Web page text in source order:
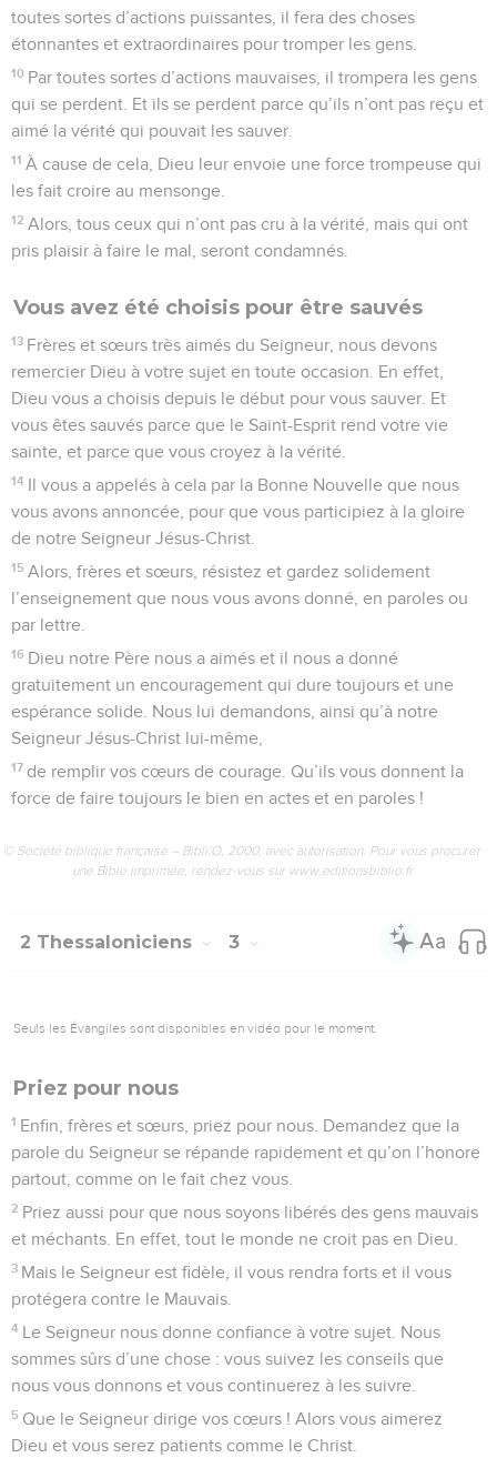
toutes sortes d’actions puissantes, il fera des choses
étonnantes et extraordinaires pour tromper les gens.
10 Par toutes sortes d’actions mauvaises, il trompera les gens
qui se perdent. Et ils se perdent parce qu’ils n’ont pas reçu et
aimé la vérité qui pouvait les sauver.
11 À cause de cela, Dieu leur envoie une force trompeuse qui
les fait croire au mensonge.
12 Alors, tous ceux qui n’ont pas cru à la vérité, mais qui ont
pris plaisir à faire le mal, seront condamnés.
Vous avez été choisis pour être sauvés
13 Frères et sœurs très aimés du Seigneur, nous devons
remercier Dieu à votre sujet en toute occasion. En effet,
Dieu vous a choisis depuis le début pour vous sauver. Et
vous êtes sauvés parce que le Saint-Esprit rend votre vie
sainte, et parce que vous croyez à la vérité.
14 Il vous a appelés à cela par la Bonne Nouvelle que nous
vous avons annoncée, pour que vous participiez à la gloire
de notre Seigneur Jésus-Christ.
15 Alors, frères et sœurs, résistez et gardez solidement
l’enseignement que nous vous avons donné, en paroles ou
par lettre.
16 Dieu notre Père nous a aimés et il nous a donné
gratuitement un encouragement qui dure toujours et une
espérance solide. Nous lui demandons, ainsi qu’à notre
Seigneur Jésus-Christ lui-même,
17 de remplir vos cœurs de courage. Qu’ils vous donnent la
force de faire toujours le bien en actes et en paroles !
© Société biblique française – Bibli’O, 2000, avec autorisation. Pour vous procurer
une Bible imprimée, rendez-vous sur www.editionsbiblio.fr
2 Thessaloniciens 3
Seuls les Évangiles sont disponibles en vidéo pour le moment.
Priez pour nous
1 Enfin, frères et sœurs, priez pour nous. Demandez que la
parole du Seigneur se répande rapidement et qu’on l’honore
partout, comme on le fait chez vous.
2 Priez aussi pour que nous soyons libérés des gens mauvais
et méchants. En effet, tout le monde ne croit pas en Dieu.
3 Mais le Seigneur est fidèle, il vous rendra forts et il vous
protégera contre le Mauvais.
4 Le Seigneur nous donne confiance à votre sujet. Nous
sommes sûrs d’une chose : vous suivez les conseils que
nous vous donnons et vous continuerez à les suivre.
5 Que le Seigneur dirige vos cœurs ! Alors vous aimerez
Dieu et vous serez patients comme le Christ.